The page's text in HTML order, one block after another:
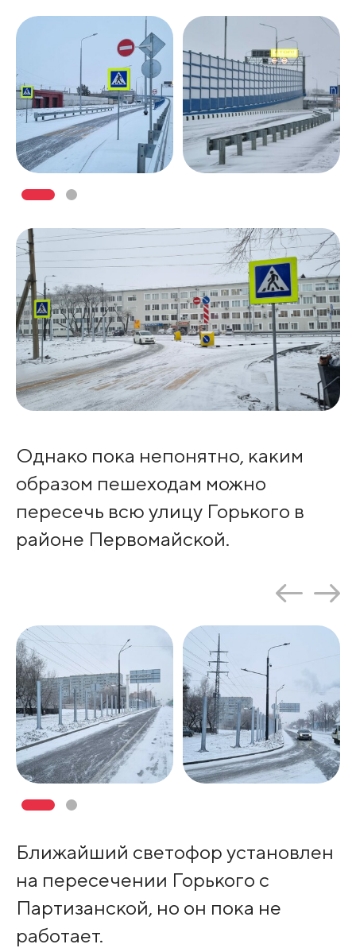
Однако пока непонятно, каким
образом пешеходам можно
пересечь всю улицу Горького в
районе Первомайской.
Ближайший светофор установлен
на пересечении Горького с
Партизанской, но он пока не
работает.